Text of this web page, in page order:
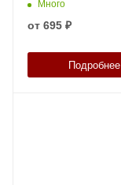
21998
Много
от 695 ₽
Подробнее